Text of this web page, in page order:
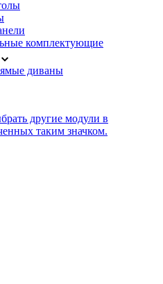
комплектующие
диваны
другие модули в
таким значком.